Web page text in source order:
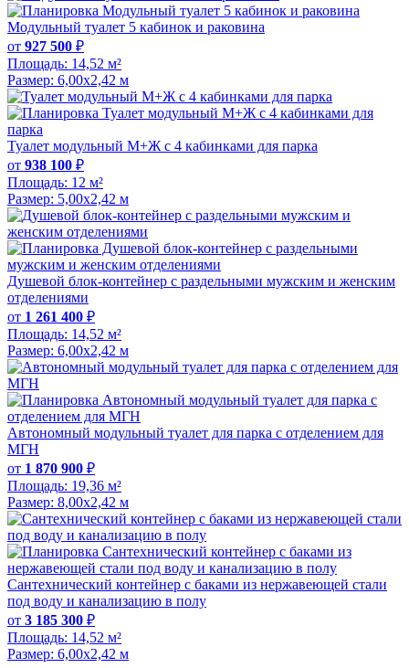
Модульный туалет 5 кабинок и раковина
от 927 500 ₽
Площадь: 14,52 м²
Размер: 6,00х2,42 м
Туалет модульный М+Ж с 4 кабинками для парка
от 938 100 ₽
Площадь: 12 м²
Размер: 5,00х2,42 м
Душевой блок-контейнер с раздельными мужским и женским
отделениями
от 1 261 400 ₽
Площадь: 14,52 м²
Размер: 6,00х2,42 м
Автономный модульный туалет для парка с отделением для
МГН
от 1 870 900 ₽
Площадь: 19,36 м²
Размер: 8,00x2,42 м
Сантехнический контейнер с баками из нержавеющей стали
под воду и канализацию в полу
от 3 185 300 ₽
Площадь: 14,52 м²
Размер: 6,00х2,42 м